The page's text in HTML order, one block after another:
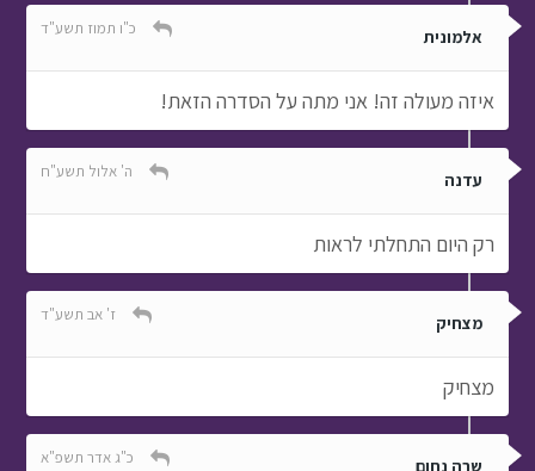
אלמונית כ"ו תמוז תשע"ד
איזה מעולה זה! אני מתה על הסדרה הזאת!
עדנה ה' אלול תשע"ח
רק היום התחלתי לראות
מצחיק ז' אב תשע"ד
מצחיק
שרה נחום כ"ג אדר תשפ"א